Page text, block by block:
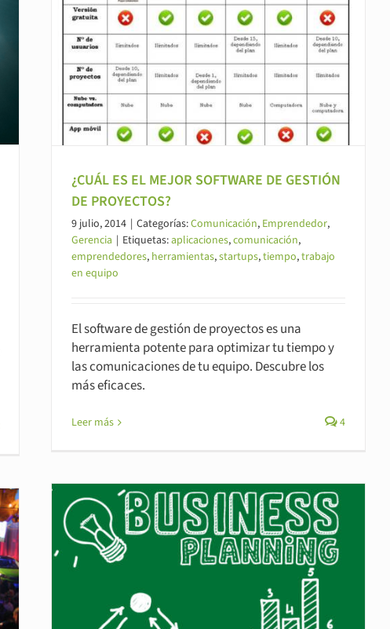
¿CUÁL ES EL MEJOR SOFTWARE DE GESTIÓN
DE PROYECTOS?
9 julio, 2014 | Categorías:Comunicación, Emprendedor,
Gerencia | Etiquetas:aplicaciones,comunicación,
emprendedores, herramientas,startups,tiempo,trabajo
en equipo
El software de gestión de proyectos es una
herramienta potente para optimizar tu tiempo y
las comunicaciones de tu equipo. Descubre los
más eficaces.
Leer más 4